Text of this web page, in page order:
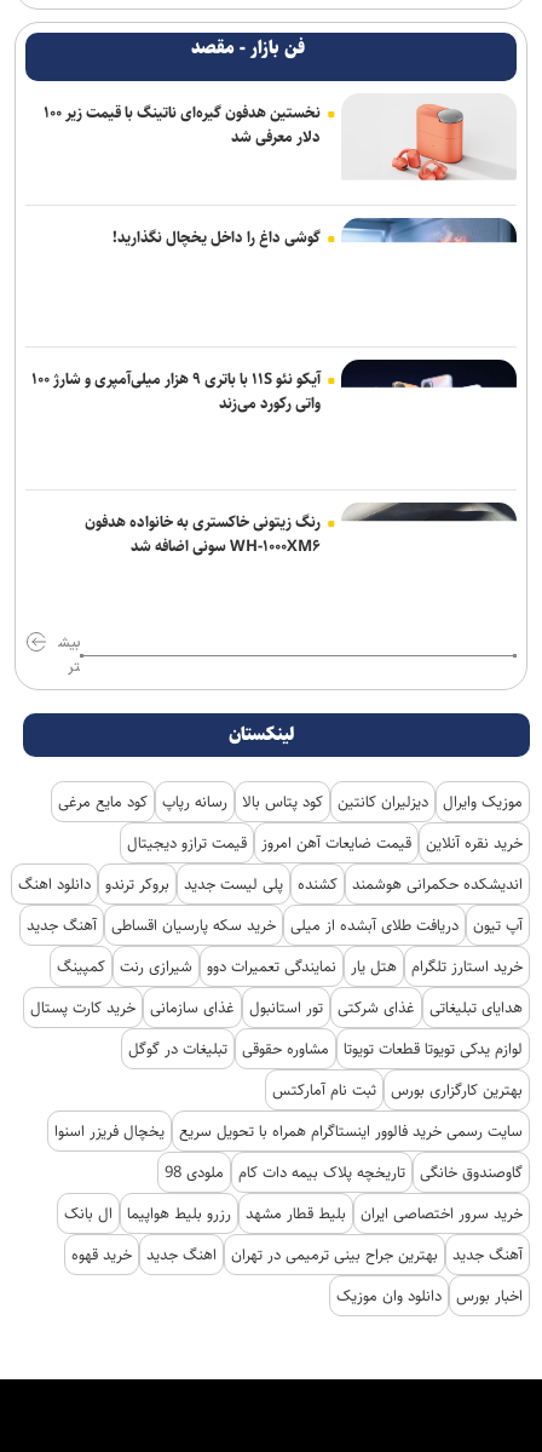
فن بازار - مقصد
نخستین هدفون گیره‌ای ناتینگ با قیمت زیر ۱۰۰
دلار معرفی شد
گوشی داغ را داخل یخچال نگذارید!
آیکو نئو ۱۱S با باتری ۹ هزار میلی‌آمپری و شارژ ۱۰۰
واتی رکورد می‌زند
رنگ زیتونی خاکستری به خانواده هدفون
WH-۱۰۰۰XM۶ سونی اضافه شد
بیش
تر
لینکستان
موزیک وایرال دیزلیران کانتین کود پتاس بالا رسانه رپاپ کود مایع مرغی
خرید نقره آنلاین قیمت ضایعات آهن امروز
قیمت ترازو دیجیتال
اندیشکده حکمرانی هوشمند کشنده پلی لیست جدید بروکر ترندو دانلود اهنگ
آپ تیون دریافت طلای آبشده از میلی خرید سکه پارسیان اقساطی آهنگ جدید
خرید استارز تلگرام هتل یار نمایندگی تعمیرات دوو شیرازی رنت کمپینگ
هدایای تبلیغاتی
غذای شرکتی تور استانبول غذای سازمانی خرید کارت پستال
لوازم یدکی تویوتا قطعات تویوتا
مشاوره حقوقی تبلیغات در گوگل
بهترین کارگزاری بورس ثبت نام آمارکتس
سایت رسمی خرید فالوور اینستاگرام همراه با تحویل سریع یخچال فریزر اسنوا
گاوصندوق خانگی تاریخچه پلاک بیمه دات کام
ملودی 98
خرید سرور اختصاصی ایران
بلیط قطار مشهد رزرو بلیط هواپیما
ال بانک
آهنگ جدید
بهترین جراح بینی ترمیمی در تهران اهنگ جدید خرید قهوه
اخبار بورس دانلود وان موزیک